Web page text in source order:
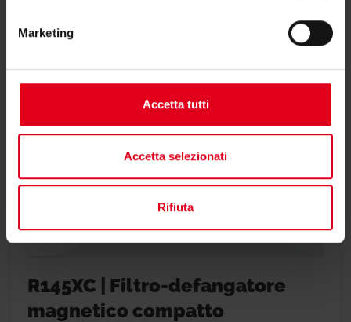
Marketing
Accetta tutti
Accetta selezionati
Rifiuta
Come funziona
R145XC | Filtro-defangatore
magnetico compatto